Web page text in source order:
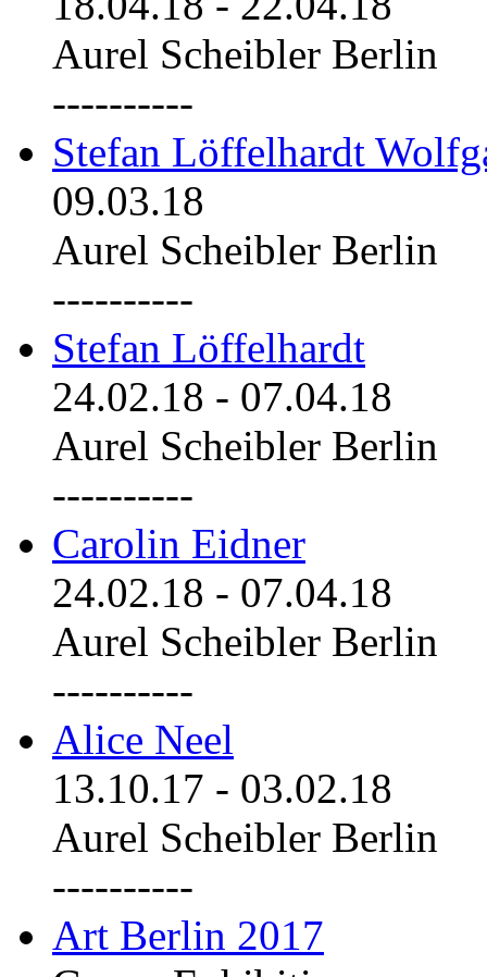
Aurel Scheibler Berlin
----------
Stefan Löffelhardt
09.03.18
Aurel Scheibler Berlin
----------
Stefan Löffelhardt
24.02.18 - 07.04.18
Aurel Scheibler Berlin
----------
Carolin Eidner
24.02.18 - 07.04.18
Aurel Scheibler Berlin
----------
Alice Neel
13.10.17 - 03.02.18
Aurel Scheibler Berlin
----------
Art Berlin 2017